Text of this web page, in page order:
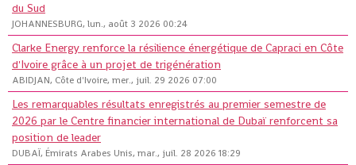
du Sud
JOHANNESBURG, lun., août 3 2026 00:24
Clarke Energy renforce la résilience énergétique de Capraci en Côte
d'Ivoire grâce à un projet de trigénération
ABIDJAN, Côte d'Ivoire, mer., juil. 29 2026 07:00
Les remarquables résultats enregistrés au premier semestre de
2026 par le Centre financier international de Dubaï renforcent sa
position de leader
DUBAÏ, Émirats Arabes Unis, mar., juil. 28 2026 18:29